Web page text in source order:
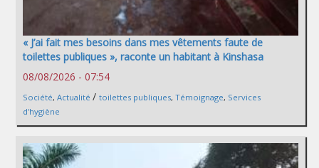
« J’ai fait mes besoins dans mes vêtements faute de
toilettes publiques », raconte un habitant à Kinshasa
08/08/2026 - 07:54
Société, Actualité / toilettes publiques, Témoignage, Services
d'hygiène